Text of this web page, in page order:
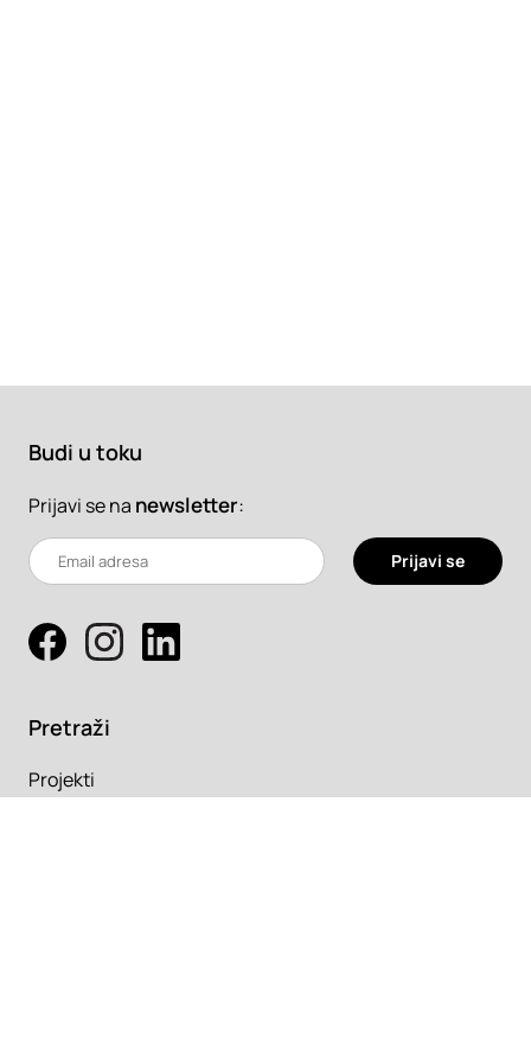
Budi u toku
Prijavi se na newsletter:
Prijavi se
Pretraži
Projekti